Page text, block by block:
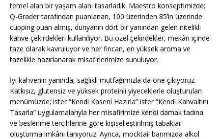
temel alan bir yaşam alanı tasarladık. Maestro konseptimizde;
Q-Grader tarafından puanlanan, 100 üzerinden 85’in üzerinde
cupping puan almış, dünyanın dört bir yanından gelen nitelikli
kahve çekirdekleri kullanılıyor. Bu özel çekirdekler, mekân içinde
taze olarak kavruluyor ve her fincan, en yüksek aroma ve
tazelikle hazırlanarak misafirlerimize sunuluyor.
İyi kahvenin yanında, sağlıklı mutfağımızla da öne çıkıyoruz.
Katkısız, glutensiz ve yüksek proteinli yiyeceklerle oluşturulan
menümüzde; ister “Kendi Kaseni Hazırla” ister “Kendi Kahvaltını
Tasarla” uygulamalarıyla her misafirimize kendi damak tadına
ve beslenme tercihlerine göre kişiselleştirilmiş tabaklar
oluşturma imkânı tanıyoruz. Ayrıca, mocktail barımızda alkol